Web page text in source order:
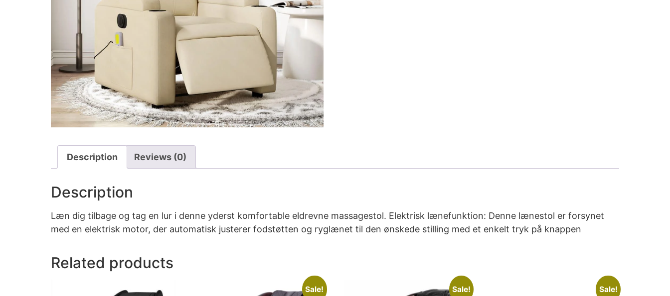
Description Reviews (0)
Description
Læn dig tilbage og tag en lur i denne yderst komfortable eldrevne massagestol. Elektrisk lænefunktion: Denne lænestol er forsynet
med en elektrisk motor, der automatisk justerer fodstøtten og ryglænet til den ønskede stilling med et enkelt tryk på knappen
Related products
Sale! Sale! Sale!